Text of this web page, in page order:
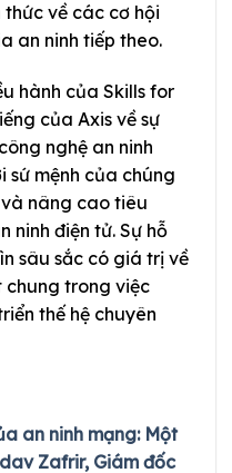
về các cơ hội
an ninh tiếp theo.
hành của Skills for
của Axis về sự
nghệ an ninh
sứ mệnh của chúng
nâng cao tiêu
ninh điện tử. Sự hỗ
sâu sắc có giá trị về
chung trong việc
thế hệ chuyên
an ninh mạng: Một
Zafrir, Giám đốc